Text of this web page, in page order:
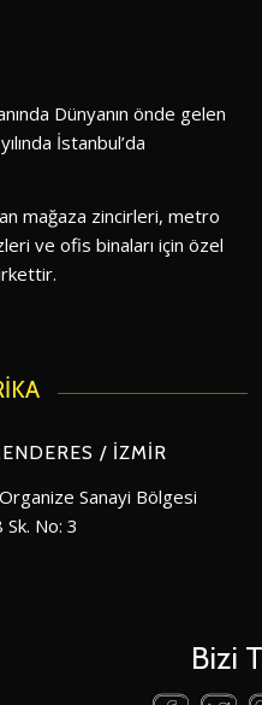
Dünyanın önde gelen
İstanbul’da
mağaza zincirleri, metro
ve ofis binaları için özel
/ İZMIR
Sanayi Bölgesi
No: 3
Bizi